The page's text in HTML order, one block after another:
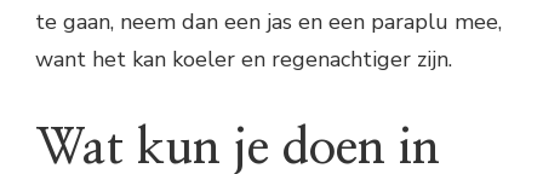
te gaan, neem dan een jas en een paraplu mee,
want het kan koeler en regenachtiger zijn.
Wat kun je doen in